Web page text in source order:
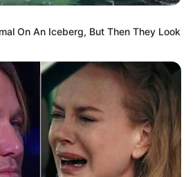
On An Iceberg, But Then They Look